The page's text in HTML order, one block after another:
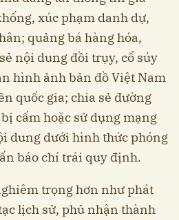
xúc phạm danh dự,
quảng bá hàng hóa,
nội dung đồi trụy, cổ súy
hình ảnh bản đồ Việt Nam
quốc gia; chia sẻ đường
cấm hoặc sử dụng mạng
dung dưới hình thức phóng
báo chí trái quy định.
trọng hơn như phát
lịch sử, phủ nhận thành